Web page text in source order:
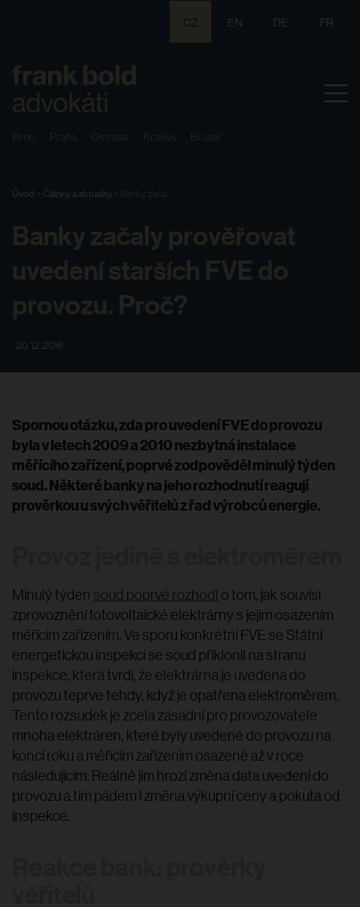
CZ EN DE FR
Brno Praha Ostrava Krakov Brusel
Úvod > Články a aktuality > Banky zača...
Banky začaly prověřovat
uvedení starších FVE do
provozu. Proč?
20. 12. 2016
Spornou otázku, zda pro uvedení FVE do provozu
byla v letech 2009 a 2010 nezbytná instalace
měřícího zařízení, poprvé zodpověděl minulý týden
soud. Některé banky na jeho rozhodnutí reagují
prověrkou u svých věřitelů z řad výrobců energie.
Minulý týden soud poprvé rozhodl o tom, jak souvisí
zprovoznění fotovoltaické elektrárny s jejím osazením
měřícím zařízením. Ve sporu konkrétní FVE se Státní
energetickou inspekcí se soud přiklonil na stranu
inspekce, která tvrdí, že elektrárna je uvedena do
provozu teprve tehdy, když je opatřena elektroměrem.
Tento rozsudek je zcela zásadní pro provozovatele
mnoha elektráren, které byly uvedené do provozu na
konci roku a měřícím zařízením osazené až v roce
následujícím. Reálně jim hrozí změna data uvedení do
provozu a tím pádem i změna výkupní ceny a pokuta od
inspekce.